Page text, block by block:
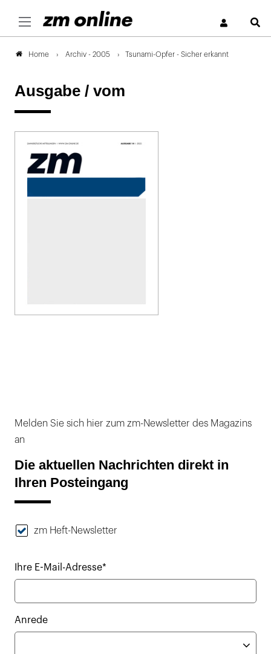
Home Archiv - 2005 Tsunami-Opfer - Sicher erkannt
Ausgabe / vom
Melden Sie sich hier zum zm-Newsletter des Magazins
an
Die aktuellen Nachrichten direkt in
Ihren Posteingang
zm Heft-Newsletter
Ihre E-Mail-Adresse*
Anrede